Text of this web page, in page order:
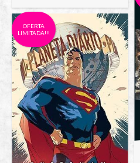
OFERTA
LIMITADA!!!